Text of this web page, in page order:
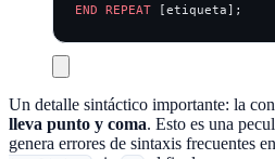
END REPEAT [etiqueta];
Un detalle sintáctico importante: la
lleva punto y coma. Esto es una
genera errores de sintaxis frecuentes